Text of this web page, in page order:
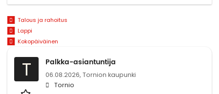
Talous ja rahoitus
Lappi
Kokopäiväinen
T Palkka-asiantuntija
06.08.2026, Tornion kaupunki
Tornio